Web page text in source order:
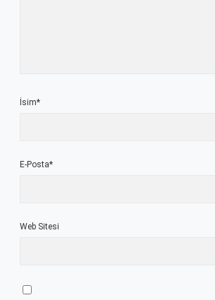
İsim*
E-Posta*
Web Sitesi